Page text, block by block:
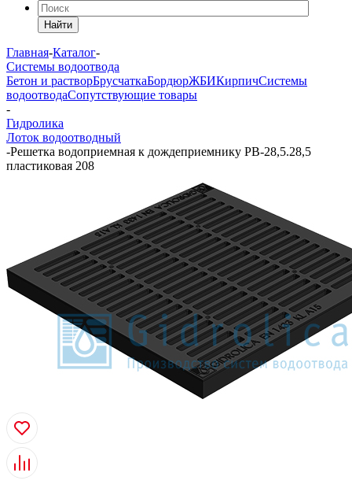
Найти
Главная-Каталог-
Системы водоотвода
Бетон и растворБрусчаткаБордюрЖБИКирпичСистемы
водоотводаСопутствующие товары
-
Гидролика
Лоток водоотводный
-Решетка водоприемная к дождеприемнику РВ-28,5.28,5
пластиковая 208